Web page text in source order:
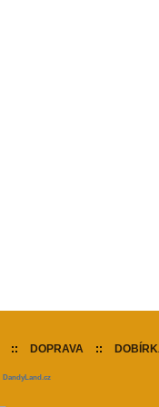
:: DOPRAVA ::
DandyLand.cz